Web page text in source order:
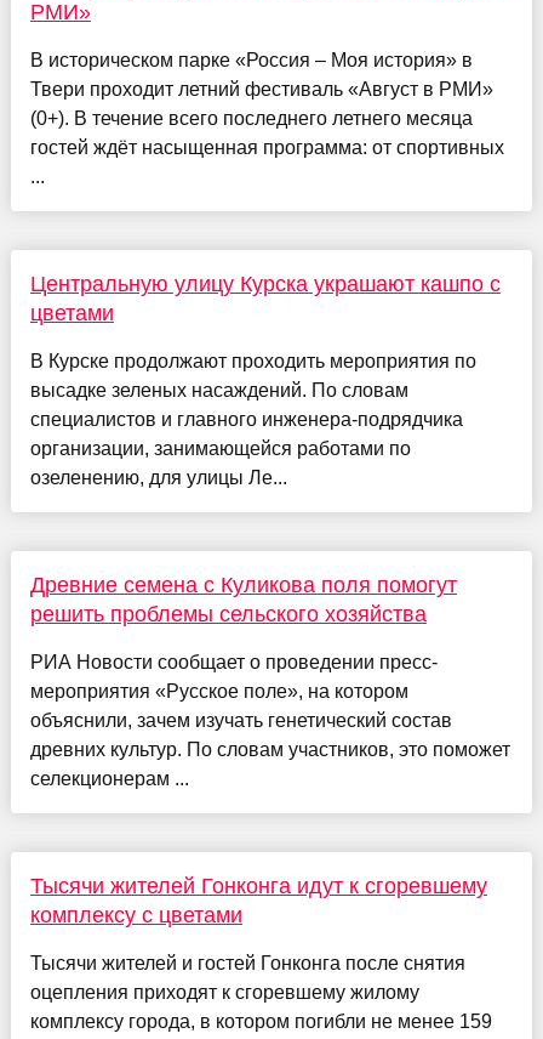
РМИ»
В историческом парке «Россия – Моя история» в
Твери проходит летний фестиваль «Август в РМИ»
(0+). В течение всего последнего летнего месяца
гостей ждёт насыщенная программа: от спортивных
...
Центральную улицу Курска украшают кашпо с
цветами
В Курске продолжают проходить мероприятия по
высадке зеленых насаждений. По словам
специалистов и главного инженера-подрядчика
организации, занимающейся работами по
озеленению, для улицы Ле...
Древние семена с Куликова поля помогут
решить проблемы сельского хозяйства
РИА Новости сообщает о проведении пресс-
мероприятия «Русское поле», на котором
объяснили, зачем изучать генетический состав
древних культур. По словам участников, это поможет
селекционерам ...
Тысячи жителей Гонконга идут к сгоревшему
комплексу с цветами
Тысячи жителей и гостей Гонконга после снятия
оцепления приходят к сгоревшему жилому
комплексу города, в котором погибли не менее 159